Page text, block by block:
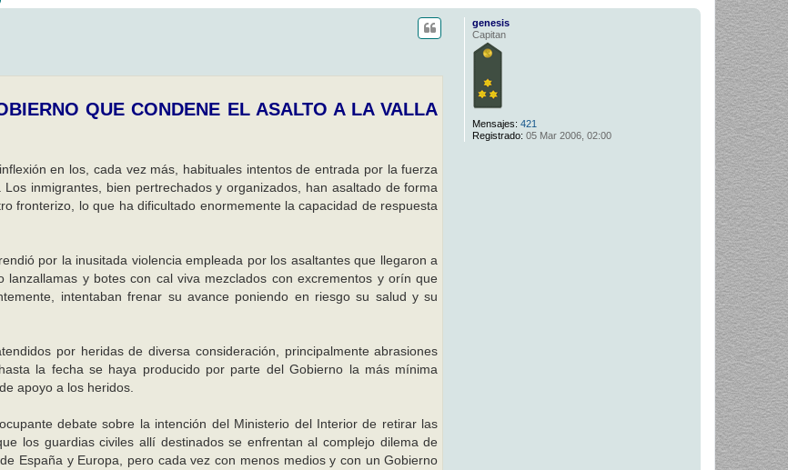
genesis
Capitan
Mensajes: 421
Registrado: 05 Mar 2006, 02:00
QUE CONDENE EL ASALTO A LA VALLA
en los, cada vez más, habituales intentos de entrada por la fuerza
inmigrantes, bien pertrechados y organizados, han asaltado de forma
fronterizo, lo que ha dificultado enormemente la capacidad de respuesta
por la inusitada violencia empleada por los asaltantes que llegaron a
y botes con cal viva mezclados con excrementos y orín que
intentaban frenar su avance poniendo en riesgo su salud y su
por heridas de diversa consideración, principalmente abrasiones
la fecha se haya producido por parte del Gobierno la más mínima
apoyo a los heridos.
debate sobre la intención del Ministerio del Interior de retirar las
los guardias civiles allí destinados se enfrentan al complejo dilema de
España y Europa, pero cada vez con menos medios y con un Gobierno